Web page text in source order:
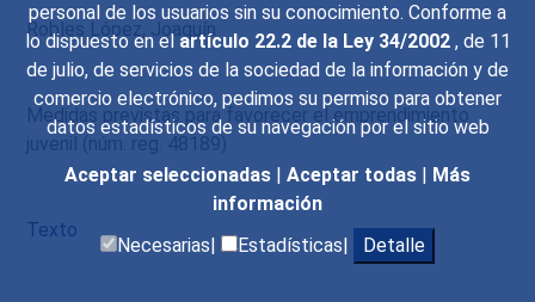
personal de los usuarios sin su conocimiento. Conforme a
lo dispuesto en elartículo 22.2 de la Ley 34/2002 , de 11
de julio, de servicios de la sociedad de la información y de
comercio electrónico, pedimos su permiso para obtener
datos estadísticos de su navegación por el sitio web
Aceptar seleccionadas | Aceptar todas | Más
información
Necesarias|
Estadísticas| Detalle
Robles López, Joaquín
Medidas previstas para favorecer el emprendimiento
juvenil (núm. reg. 48189)
Texto